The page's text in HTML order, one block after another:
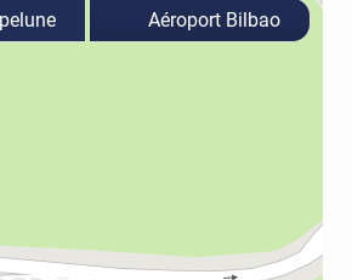
Aéroport Bilbao